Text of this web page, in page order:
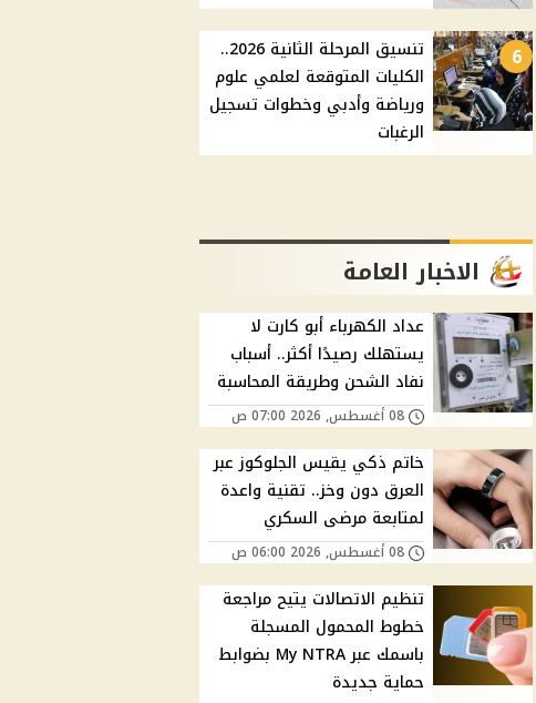
6
تنسيق المرحلة الثانية 2026..
الكليات المتوقعة لعلمي علوم
ورياضة وأدبي وخطوات تسجيل
الرغبات
الاخبار العامة
عداد الكهرباء أبو كارت لا
يستهلك رصيدًا أكثر.. أسباب
نفاد الشحن وطريقة المحاسبة
08 أغسطس, 2026 07:00 ص
خاتم ذكي يقيس الجلوكوز عبر
العرق دون وخز.. تقنية واعدة
لمتابعة مرضى السكري
08 أغسطس, 2026 06:00 ص
تنظيم الاتصالات يتيح مراجعة
خطوط المحمول المسجلة
باسمك عبر My NTRA بضوابط
حماية جديدة